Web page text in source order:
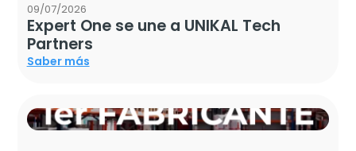
09/07/2026
Expert One se une a UNIKAL Tech
Partners
Saber más